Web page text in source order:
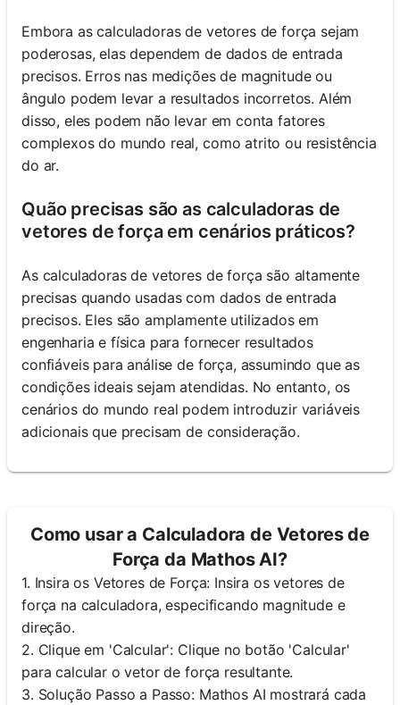
Embora as calculadoras de vetores de força sejam
poderosas, elas dependem de dados de entrada
precisos. Erros nas medições de magnitude ou
ângulo podem levar a resultados incorretos. Além
disso, eles podem não levar em conta fatores
complexos do mundo real, como atrito ou resistência
do ar.
Quão precisas são as calculadoras de
vetores de força em cenários práticos?
As calculadoras de vetores de força são altamente
precisas quando usadas com dados de entrada
precisos. Eles são amplamente utilizados em
engenharia e física para fornecer resultados
confiáveis para análise de força, assumindo que as
condições ideais sejam atendidas. No entanto, os
cenários do mundo real podem introduzir variáveis
adicionais que precisam de consideração.
Como usar a Calculadora de Vetores de
Força da Mathos AI?
1. Insira os Vetores de Força: Insira os vetores de
força na calculadora, especificando magnitude e
direção.
2. Clique em 'Calcular': Clique no botão 'Calcular'
para calcular o vetor de força resultante.
3. Solução Passo a Passo: Mathos AI mostrará cada